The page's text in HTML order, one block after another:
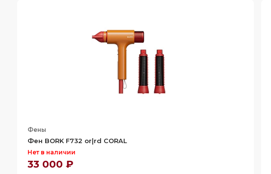
Фены
Фен BORK F732 or|rd CORAL
Нет в наличии
33 000 ₽